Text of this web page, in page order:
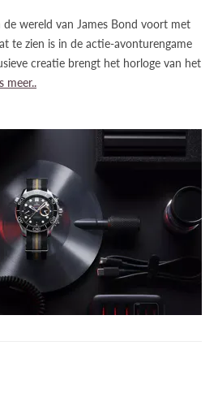
wereld van James Bond voort met
te zien is in de actie-avonturengame
creatie brengt het horloge van het
meer..